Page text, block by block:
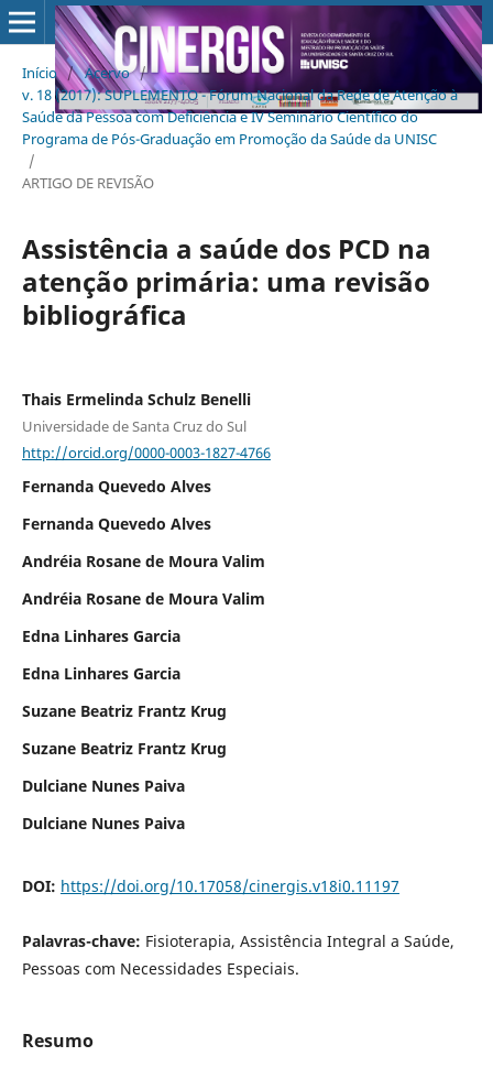
Início / Acervo /
v. 18 (2017): SUPLEMENTO - Fórum Nacional da Rede de Atenção à
Saúde da Pessoa com Deficiência e IV Seminário Científico do
Programa de Pós-Graduação em Promoção da Saúde da UNISC
/
ARTIGO DE REVISÃO
Assistência a saúde dos PCD na
atenção primária: uma revisão
bibliográfica
Thais Ermelinda Schulz Benelli
Universidade de Santa Cruz do Sul
http://orcid.org/0000-0003-1827-4766
Fernanda Quevedo Alves
Fernanda Quevedo Alves
Andréia Rosane de Moura Valim
Andréia Rosane de Moura Valim
Edna Linhares Garcia
Edna Linhares Garcia
Suzane Beatriz Frantz Krug
Suzane Beatriz Frantz Krug
Dulciane Nunes Paiva
Dulciane Nunes Paiva
DOI: https://doi.org/10.17058/cinergis.v18i0.11197
Palavras-chave: Fisioterapia, Assistência Integral a Saúde,
Pessoas com Necessidades Especiais.
Resumo